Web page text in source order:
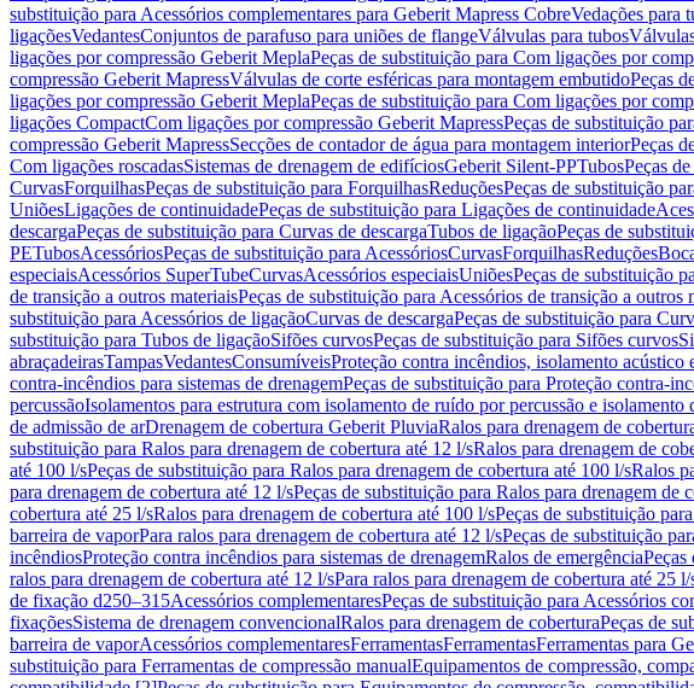
substituição para Acessórios complementares para Geberit Mapress CobreVedações para
ligaçõesVedantesConjuntos de parafuso para uniões de flangeVálvulas para tubos
ligações por compressão Geberit MeplaPeças de substituição para Com ligações por
compressão Geberit MapressVálvulas de corte esféricas para montagem embutidoPeças
ligações por compressão Geberit MeplaPeças de substituição para Com ligações por
ligações CompactCom ligações por compressão Geberit MapressPeças de substituição
compressão Geberit MapressSecções de contador de água para montagem interiorPeças
Com ligações roscadasSistemas de drenagem de edifíciosGeberit Silent-PPTubosPeças
CurvasForquilhasPeças de substituição para ForquilhasReduçõesPeças de substituição
UniõesLigações de continuidadePeças de substituição para Ligações de continuidade
descargaPeças de substituição para Curvas de descargaTubos de ligaçãoPeças de
PETubosAcessóriosPeças de substituição para AcessóriosCurvasForquilhasReduções
especiaisAcessórios SuperTubeCurvasAcessórios especiaisUniõesPeças de substituição
de transição a outros materiaisPeças de substituição para Acessórios de transição a outros
substituição para Acessórios de ligaçãoCurvas de descargaPeças de substituição para
substituição para Tubos de ligaçãoSifões curvosPeças de substituição para Sifões curvos
abraçadeirasTampasVedantesConsumíveisProteção contra incêndios, isolamento acústico
contra-incêndios para sistemas de drenagemPeças de substituição para Proteção contra-
percussãoIsolamentos para estrutura com isolamento de ruído por percussão e isolamento
de admissão de arDrenagem de cobertura Geberit PluviaRalos para drenagem de
substituição para Ralos para drenagem de cobertura até 12 l/sRalos para drenagem de
até 100 l/sPeças de substituição para Ralos para drenagem de cobertura até 100 l/sRalos
para drenagem de cobertura até 12 l/sPeças de substituição para Ralos para drenagem de
cobertura até 25 l/sRalos para drenagem de cobertura até 100 l/sPeças de substituição
barreira de vaporPara ralos para drenagem de cobertura até 12 l/sPeças de substituição
incêndiosProteção contra incêndios para sistemas de drenagemRalos de emergênciaPeças
ralos para drenagem de cobertura até 12 l/sPara ralos para drenagem de cobertura até 25 l/
de fixação d250–315Acessórios complementaresPeças de substituição para Acessórios
fixaçõesSistema de drenagem convencionalRalos para drenagem de coberturaPeças de
barreira de vaporAcessórios complementaresFerramentasFerramentasFerramentas para
substituição para Ferramentas de compressão manualEquipamentos de compressão,